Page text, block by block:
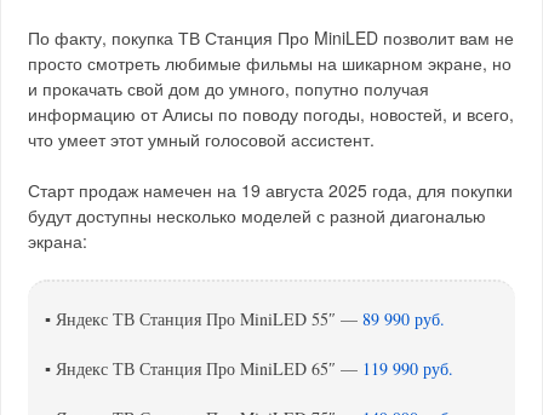
По факту, покупка ТВ Станция Про MiniLED позволит вам не
просто смотреть любимые фильмы на шикарном экране, но
и прокачать свой дом до умного, попутно получая
информацию от Алисы по поводу погоды, новостей, и всего,
что умеет этот умный голосовой ассистент.
Старт продаж намечен на 19 августа 2025 года, для покупки
будут доступны несколько моделей с разной диагональю
экрана:
▪️ Яндекс ТВ Станция Про MiniLED 55″ —89 990 руб.
▪️ Яндекс ТВ Станция Про MiniLED 65″ — 119 990 руб.